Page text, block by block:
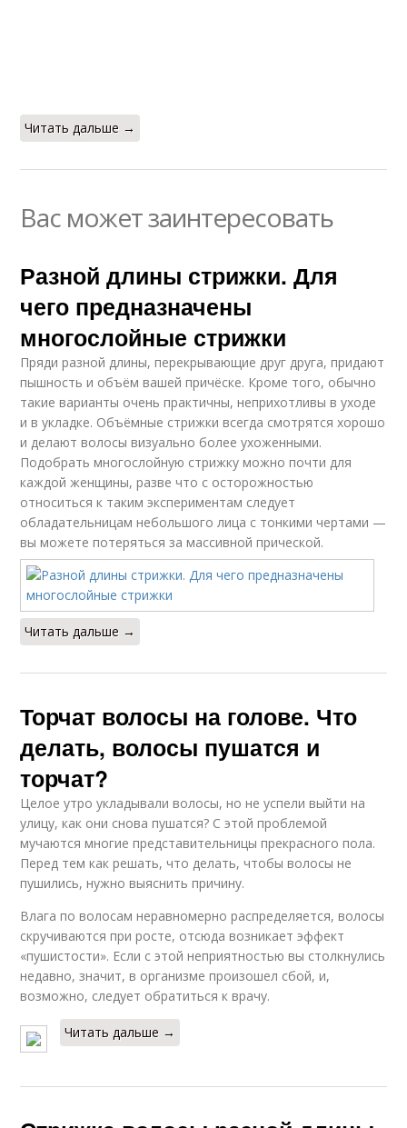
Читать дальше →
Вас может заинтересовать
Разной длины стрижки. Для
чего предназначены
многослойные стрижки
Пряди разной длины, перекрывающие друг друга, придают
пышность и объём вашей причёске. Кроме того, обычно
такие варианты очень практичны, неприхотливы в уходе
и в укладке. Объёмные стрижки всегда смотрятся хорошо
и делают волосы визуально более ухоженными.
Подобрать многослойную стрижку можно почти для
каждой женщины, разве что с осторожностью
относиться к таким экспериментам следует
обладательницам небольшого лица с тонкими чертами —
вы можете потеряться за массивной прической.
Читать дальше →
Торчат волосы на голове. Что
делать, волосы пушатся и
торчат?
Целое утро укладывали волосы, но не успели выйти на
улицу, как они снова пушатся? С этой проблемой
мучаются многие представительницы прекрасного пола.
Перед тем как решать, что делать, чтобы волосы не
пушились, нужно выяснить причину.
Влага по волосам неравномерно распределяется, волосы
скручиваются при росте, отсюда возникает эффект
«пушистости». Если с этой неприятностью вы столкнулись
недавно, значит, в организме произошел сбой, и,
возможно, следует обратиться к врачу.
Читать дальше →